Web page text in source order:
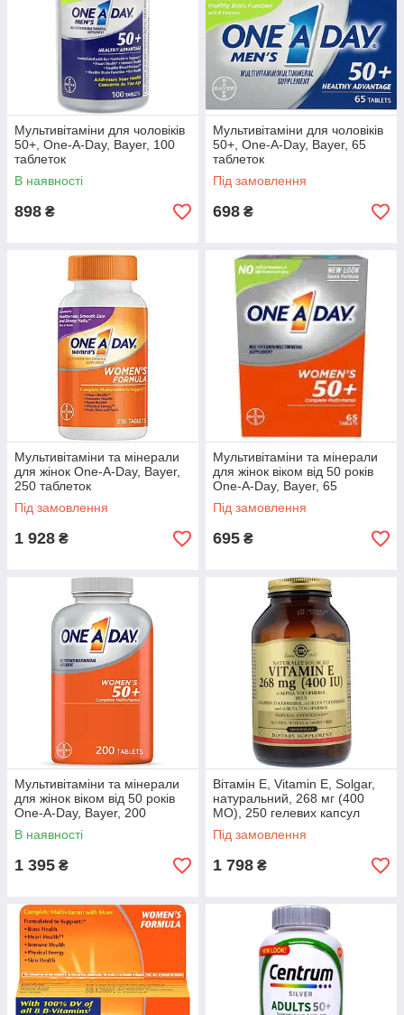
Мультивітаміни для чоловіків
50+, One-A-Day, Bayer, 100
таблеток
В наявності
898 ₴
Мультивітаміни для чоловіків
50+, One-A-Day, Bayer, 65
таблеток
Під замовлення
698 ₴
Мультивітаміни та мінерали
для жінок One-A-Day, Bayer,
250 таблеток
Під замовлення
1 928 ₴
Мультивітаміни та мінерали
для жінок віком від 50 років
One-A-Day, Bayer, 65
таблеток
Під замовлення
695 ₴
Мультивітаміни та мінерали
для жінок віком від 50 років
One-A-Day, Bayer, 200
таблеток
В наявності
1 395 ₴
Вітамін Е, Vitamin E, Solgar,
натуральний, 268 мг (400
МО), 250 гелевих капсул
Під замовлення
1 798 ₴